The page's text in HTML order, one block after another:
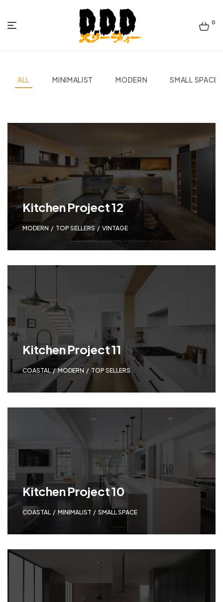
佐
世
ラ
メ
ン
ズ
バ
ー
D.D.D.
（ス
リ
ー
デ
ー）
0
ALL MINIMALIST MODERN SMALL SPACE
Kitchen Project 12
MODERN TOP SELLERS, VINTAGE
Kitchen Project 11
COASTAL, MODERN TOP SELLERS
Kitchen Project 10
COASTAL MINIMALIST SMALL SPACE